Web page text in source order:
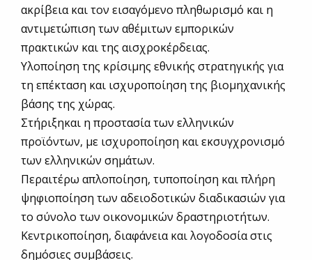
ακρίβεια και τον εισαγόμενο πληθωρισμό και η
αντιμετώπιση των αθέμιτων εμπορικών
πρακτικών και της αισχροκέρδειας.
Υλοποίηση της κρίσιμης εθνικής στρατηγικής για
τη επέκταση και ισχυροποίηση της βιομηχανικής
βάσης της χώρας.
Στήριξηκαι η προστασία των ελληνικών
προϊόντων, με ισχυροποίηση και εκσυγχρονισμό
των ελληνικών σημάτων.
Περαιτέρω απλοποίηση, τυποποίηση και πλήρη
ψηφιοποίηση των αδειοδοτικών διαδικασιών για
το σύνολο των οικονομικών δραστηριοτήτων.
Κεντρικοποίηση, διαφάνεια και λογοδοσία στις
δημόσιες συμβάσεις.